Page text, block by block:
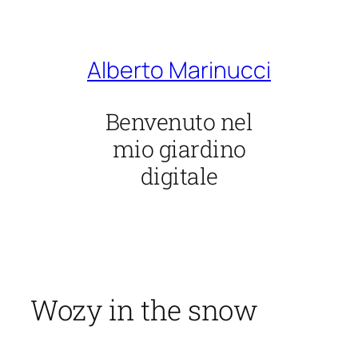
Alberto Marinucci
Benvenuto nel
mio giardino
digitale
Wozy in the snow